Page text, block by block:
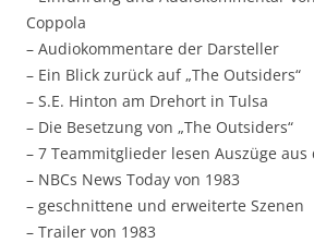
Coppola
– Audiokommentare der Darsteller
– Ein Blick zurück auf „The Outsiders“
– S.E. Hinton am Drehort in Tulsa
– Die Besetzung von „The Outsiders“
– 7 Teammitglieder lesen Auszüge aus
– NBCs News Today von 1983
– geschnittene und erweiterte Szenen
– Trailer von 1983